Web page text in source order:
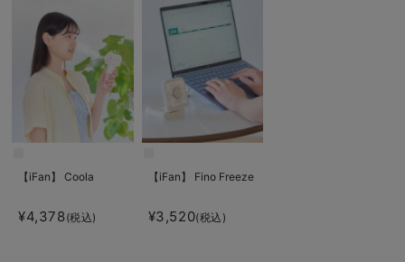
【iFan】 Coola
¥4,378(税込)
【iFan】 Fino Freeze
¥3,520(税込)